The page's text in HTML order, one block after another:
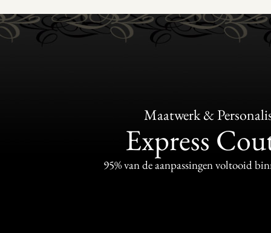
Maatwerk &
Express
95% van de aanpassingen voltooid